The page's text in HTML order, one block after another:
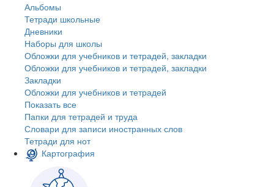
Альбомы
Тетради школьные
Дневники
Наборы для школы
Обложки для учебников и тетрадей, закладки
Обложки для учебников и тетрадей, закладки
Закладки
Обложки для учебников и тетрадей
Показать все
Папки для тетрадей и труда
Словари для записи иностранных слов
Тетради для нот
Картография